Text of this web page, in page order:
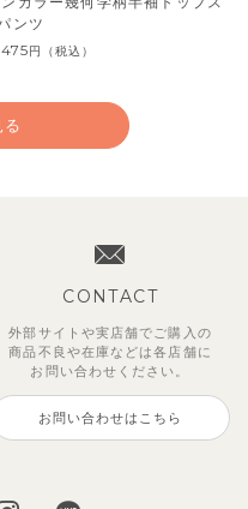
ンツ
円 （税込）
る
CONTACT
外部サイトや実店舗でご購入の
商品不良や在庫などは各店舗に
お問い合わせください。
お問い合わせはこちら